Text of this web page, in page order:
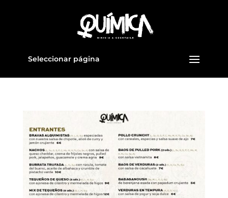
Seleccionar página